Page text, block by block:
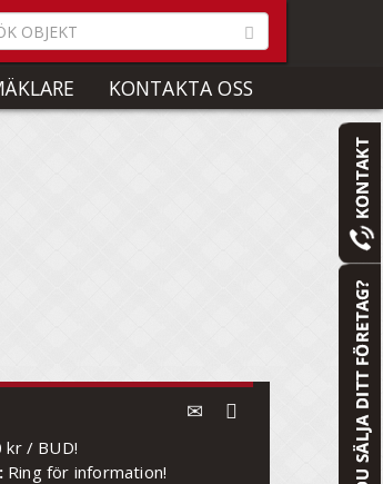
KONTAKTA OSS
kr / BUD!
Ring för information!